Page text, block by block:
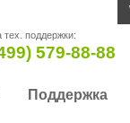
поддержки:
579-88-88
Поддержка